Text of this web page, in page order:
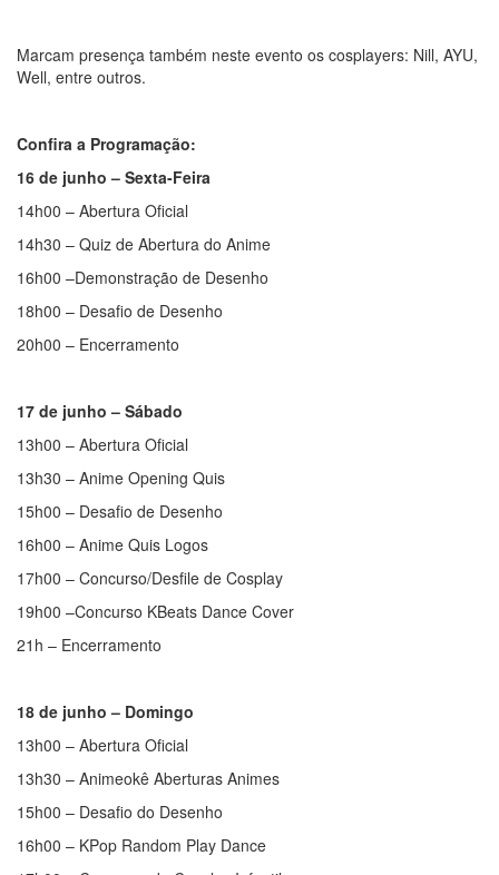
Marcam presença também neste evento os cosplayers: Nill, AYU,
Well, entre outros.
Confira a Programação:
16 de junho – Sexta-Feira
14h00 – Abertura Oficial
14h30 – Quiz de Abertura do Anime
16h00 –Demonstração de Desenho
18h00 – Desafio de Desenho
20h00 – Encerramento
17 de junho – Sábado
13h00 – Abertura Oficial
13h30 – Anime Opening Quis
15h00 – Desafio de Desenho
16h00 – Anime Quis Logos
17h00 – Concurso/Desfile de Cosplay
19h00 –Concurso KBeats Dance Cover
21h – Encerramento
18 de junho – Domingo
13h00 – Abertura Oficial
13h30 – Animeokê Aberturas Animes
15h00 – Desafio do Desenho
16h00 – KPop Random Play Dance